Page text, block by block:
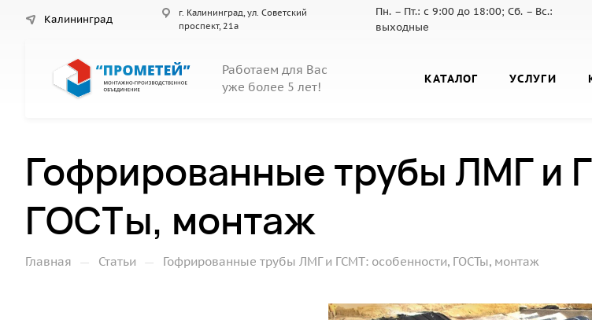
Калининград
г. Калининград, ул. Советский
проспект, 21а
Пн. – Пт.: с 9:00 до 18:00; Сб. – Вс.:
выходные
Работаем для Вас
уже более 5 лет!
КАТАЛОГ УСЛУГИ
Гофрированные трубы ЛМГ и
ГОСТы, монтаж
Главная — Статьи — Гофрированные трубы ЛМГ и ГСМТ: особенности, ГОСТы, монтаж